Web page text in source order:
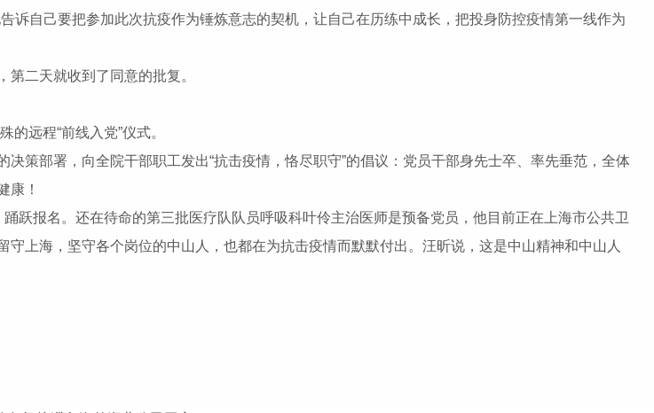
诉自己要把参加此次抗疫作为锤炼意志的契机，让自己在历练中成长，把投身防控疫情第一线作为
二天就收到了同意的批复。
的远程“前线入党”仪式。
策部署，向全院干部职工发出“抗击疫情，恪尽职守”的倡议：党员干部身先士卒、率先垂范，全体
康！
报名。还在待命的第三批医疗队队员呼吸科叶伶主治医师是预备党员，他目前正在上海市公共卫
上海，坚守各个岗位的中山人，也都在为抗击疫情而默默付出。汪昕说，这是中山精神和中山人